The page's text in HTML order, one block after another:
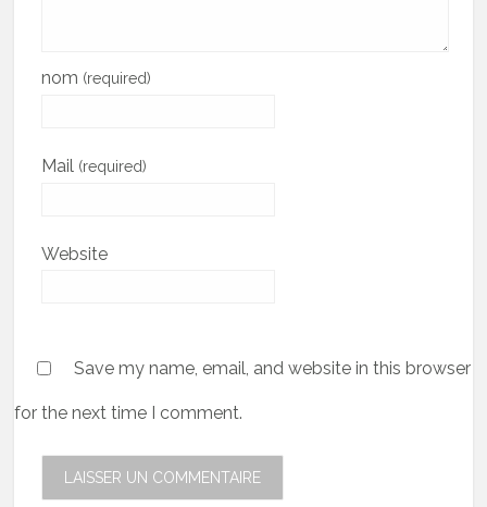
nom (required)
Mail (required)
Website
Save my name, email, and website in this browser
for the next time I comment.